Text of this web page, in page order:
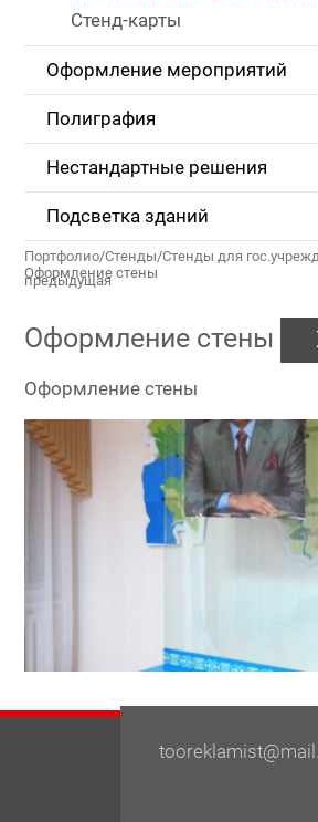
Стенд-карты
Оформление мероприятий
Полиграфия
Нестандартные решения
Подсветка зданий
Портфолио/Стенды/Стенды для
Оформление стены
Оформление стены
Оформление стены
предыдущая